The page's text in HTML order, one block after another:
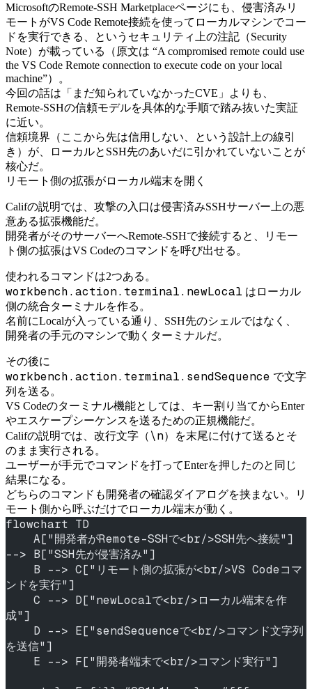
MicrosoftのRemote-SSH Marketplaceページにも、侵害済みリ
モートがVS Code Remote接続を使ってローカルマシンでコー
ドを実行できる、というセキュリティ上の注記（Security
Note）が載っている（原文は “A compromised remote could use
the VS Code Remote connection to execute code on your local
machine”）。
今回の話は「まだ知られていなかったCVE」よりも、
Remote-SSHの信頼モデルを具体的な手順で踏み抜いた実証
に近い。
信頼境界（ここから先は信用しない、という設計上の線引
き）が、ローカルとSSH先のあいだに引かれていないことが
核心だ。
リモート側の拡張がローカル端末を開く
Califの説明では、攻撃の入口は侵害済みSSHサーバー上の悪
意ある拡張機能だ。
開発者がそのサーバーへRemote-SSHで接続すると、リモー
ト側の拡張はVS Codeのコマンドを呼び出せる。
使われるコマンドは2つある。
workbench.action.terminal.newLocal はローカル
側の統合ターミナルを作る。
名前にLocalが入っている通り、SSH先のシェルではなく、
開発者の手元のマシンで動くターミナルだ。
その後に
workbench.action.terminal.sendSequence で文字
列を送る。
VS Codeのターミナル機能としては、キー割り当てからEnter
やエスケープシーケンスを送るための正規機能だ。
Califの説明では、改行文字（ \n）を末尾に付けて送るとそ
のまま実行される。
ユーザーが手元でコマンドを打ってEnterを押したのと同じ
結果になる。
どちらのコマンドも開発者の確認ダイアログを挟まない。リ
モート側から呼ぶだけでローカル端末が動く。
flowchart TD
--> B["SSH先が侵害済み"]
ンドを実行"]
成"]
を送信"]
    E --> F["開発者端末で<br/>コマンド実行"]